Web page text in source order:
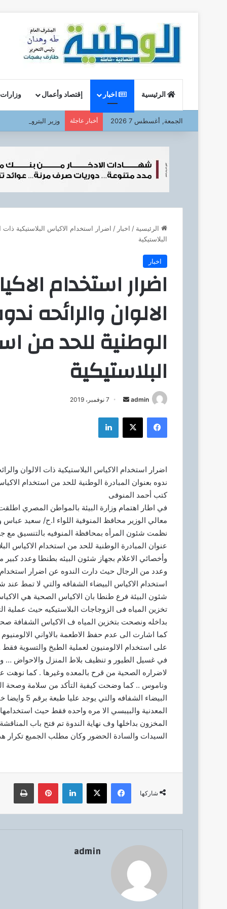
الرئيسية اخبار إقتصاد وأعمال
الجمعة, أغسطس 7 2026 أخبار عاجلة وزير البترول : يتفقد
الرئيسية / اخبار / اضرار استخدام الاكياس البلاستيكية ذات
البلاستيكية
اخبار
اضرار استخدام
الالوان والرائحه
الوطنية للحد من
البلاستيكية
admin
ل
ي
د
ا
إ
ل
ك
ت
ر
و
ن
7 نوفمبر، 2019
فيسبوك
اضرار استخدام الاكياس البلاستيكية ذات الالوان
ندوه بعنوان المبادرة الوطنية للحد من استخدام
كتب أحمد المنوفى
في اطار اهتمام وزارة البيئة بالمواطن المصري
معالي الوزير محافظ المنوفية اللواء ا.ح/ سعيد
نظمت شئون المرأه بمحافظة المنوفيه بالتنسيق مع
عنوان المبادرة الوطنية للحد من استخدام الاكياس
وأخصائي الاعلام بجهاز شئون البيئه بطنطا وعدد
وعدد من الرجال حيث دارت الندوه عن اضرار استخدام
استخدام الاكياس البيضاء الشفافه والتي لا تمط عند
شئون البيئة فرع طنطا بان الاكياس الصحية هي
تخزين المياه فى الزوجاجات البلاستيكيه حيث عملية
بداخله ونصحت بتخزين المياه ف الاكياس الشفافة
كما اشارت الى عدم حفظ الاطعمة بالاواني
على استخدام الالومنيون لعملية الطبخ والتسوية
في غسيل الطيور و تنظيف بلاط المنزل والاحواض …
لاضراره الصحية من قرح بالمعده وغيرها . كما
وناموس .. كما وضحت كيفية التأكد من سلامة وصحة
البيضاء
المعدنية والبيبسي الا مره واحده فقط حيث
المخزون بداخلها وف نهاية الندوة تم فتح باب
السيدات والسادة الحضور وكان مطلب الجميع تكرار
شاركها
فيسبوك لينكدإن بينتيريست
admin